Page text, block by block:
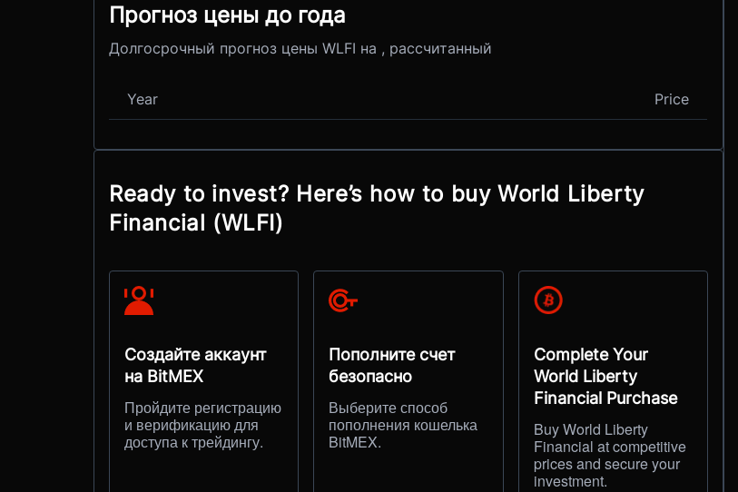
Прогноз цены до года
Долгосрочный прогноз цены WLFI на , рассчитанный
Year Price
Ready to invest? Here’s how to buy World Liberty
Financial (WLFI)
Создайте аккаунт
на BitMEX
Пройдите регистрацию
и верификацию для
доступа к трейдингу.
Пополните счет
безопасно
Выберите способ
пополнения кошелька
BitMEX.
Complete Your
World Liberty
Financial Purchase
Buy World Liberty
Financial at competitive
prices and secure your
investment.